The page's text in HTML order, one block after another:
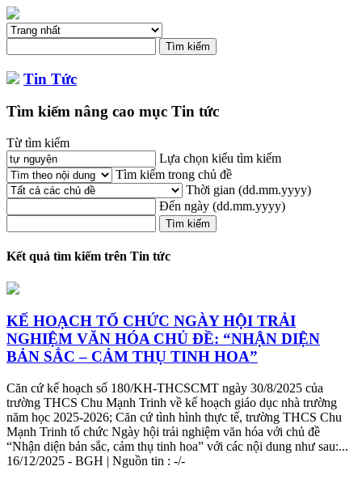
Tin Tức
Tìm kiếm nâng cao mục Tin tức
Từ tìm kiếm
Lựa chọn kiểu tìm kiếm
Tìm kiếm trong chủ đề
Thời gian (dd.mm.yyyy)
Đến ngày (dd.mm.yyyy)
Kết quả tìm kiếm trên Tin tức
KẾ HOẠCH TỔ CHỨC NGÀY HỘI TRẢI
NGHIỆM VĂN HÓA CHỦ ĐỀ: “NHẬN DIỆN
BẢN SẮC – CẢM THỤ TINH HOA”
Căn cứ kế hoạch số 180/KH-THCSCMT ngày 30/8/2025 của
trường THCS Chu Mạnh Trinh về kế hoạch giáo dục nhà trường
năm học 2025-2026; Căn cứ tình hình thực tế, trường THCS Chu
Mạnh Trinh tổ chức Ngày hội trải nghiệm văn hóa với chủ đề
“Nhận diện bản sắc, cảm thụ tinh hoa” với các nội dung như sau:...
16/12/2025 - BGH | Nguồn tin : -/-